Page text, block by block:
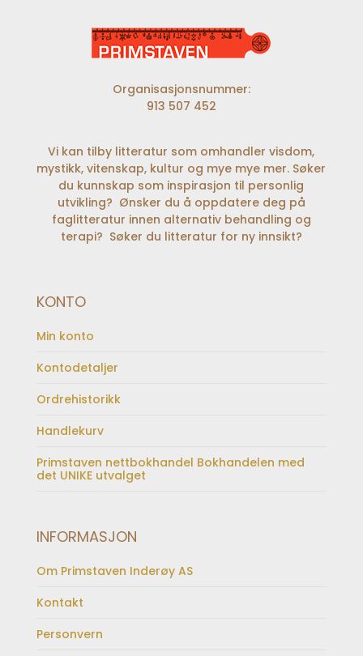
Organisasjonsnummer:
913 507 452
Vi kan tilby litteratur som omhandler visdom,
mystikk, vitenskap, kultur og mye mye mer. Søker
du kunnskap som inspirasjon til personlig
utvikling? Ønsker du å oppdatere deg på
faglitteratur innen alternativ behandling og
terapi? Søker du litteratur for ny innsikt?
KONTO
Min konto
Kontodetaljer
Ordrehistorikk
Handlekurv
Primstaven nettbokhandel Bokhandelen med
det UNIKE utvalget
INFORMASJON
Om Primstaven Inderøy AS
Kontakt
Personvern